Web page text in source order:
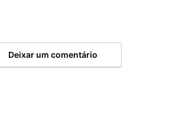
Deixar um comentário